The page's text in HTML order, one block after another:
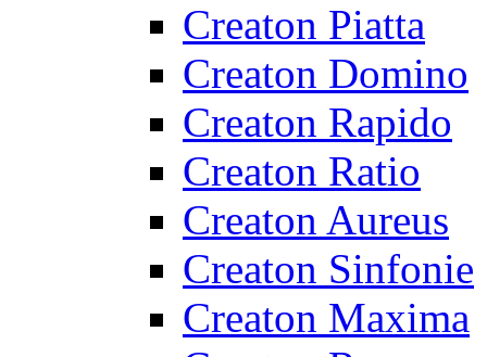
Creaton Piatta
Creaton Domino
Creaton Rapido
Creaton Ratio
Creaton Aureus
Creaton Sinfonie
Creaton Maxima